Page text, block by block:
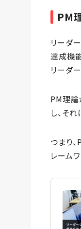
PM
リーダ
達成機
リーダ
PM理論
し、そ
つまり
レーム